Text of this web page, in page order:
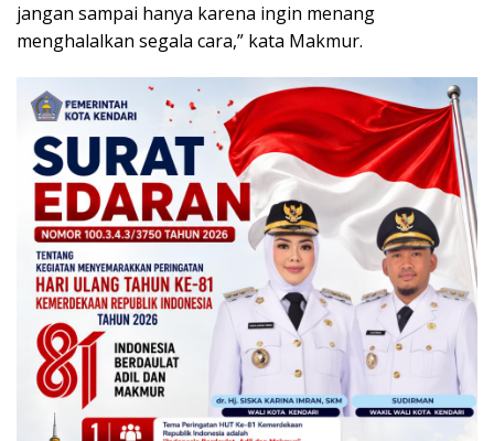
jangan sampai hanya karena ingin menang
menghalalkan segala cara,” kata Makmur.